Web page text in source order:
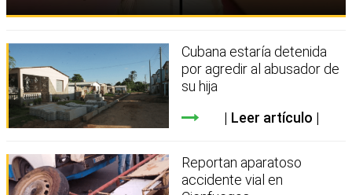
Cubana estaría detenida
por agredir al abusador de
su hija
Leer artículo
Reportan aparatoso
accidente vial en